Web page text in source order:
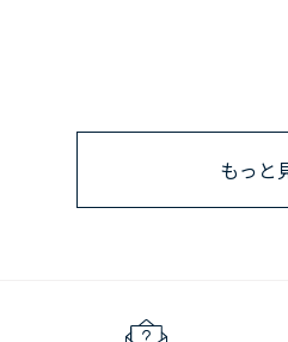
もっと